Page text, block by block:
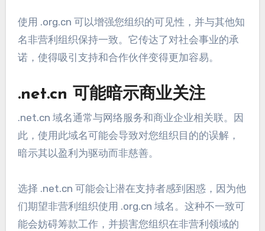
使用 .org.cn 可以增强您组织的可见性，并与其他知
名非营利组织保持一致。它传达了对社会事业的承
诺，使得吸引支持和合作伙伴变得更加容易。
.net.cn 可能暗示商业关注
.net.cn 域名通常与网络服务和商业企业相关联。因
此，使用此域名可能会导致对您组织目的的误解，
暗示其以盈利为驱动而非慈善。
选择 .net.cn 可能会让潜在支持者感到困惑，因为他
们期望非营利组织使用 .org.cn 域名。这种不一致可
能会妨碍筹款工作，并损害您组织在非营利领域的